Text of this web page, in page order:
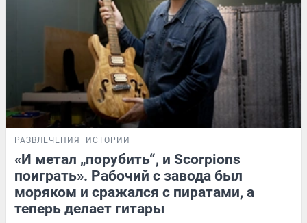
РАЗВЛЕЧЕНИЯ ИСТОРИИ
«И метал „порубить“, и Scorpions
поиграть». Рабочий с завода был
моряком и сражался с пиратами, а
теперь делает гитары